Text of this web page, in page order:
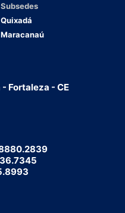
Subsedes
Quixadá
Maracanaú
Fortaleza - CE